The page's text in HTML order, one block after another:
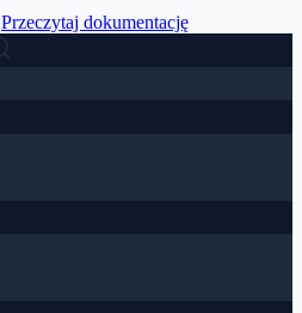
Przeczytaj dokumentację